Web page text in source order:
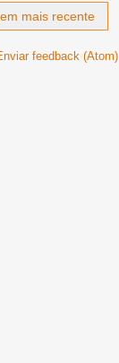
mais recente
feedback (Atom)